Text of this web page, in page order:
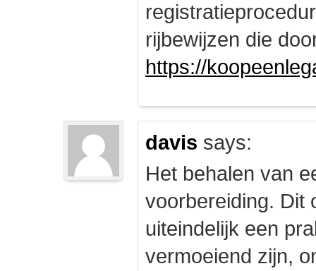
rijbewijzen die
https://
davis says:
Het behalen van
voorbereiding. Dit
uiteindelijk een
vermoeiend zijn,